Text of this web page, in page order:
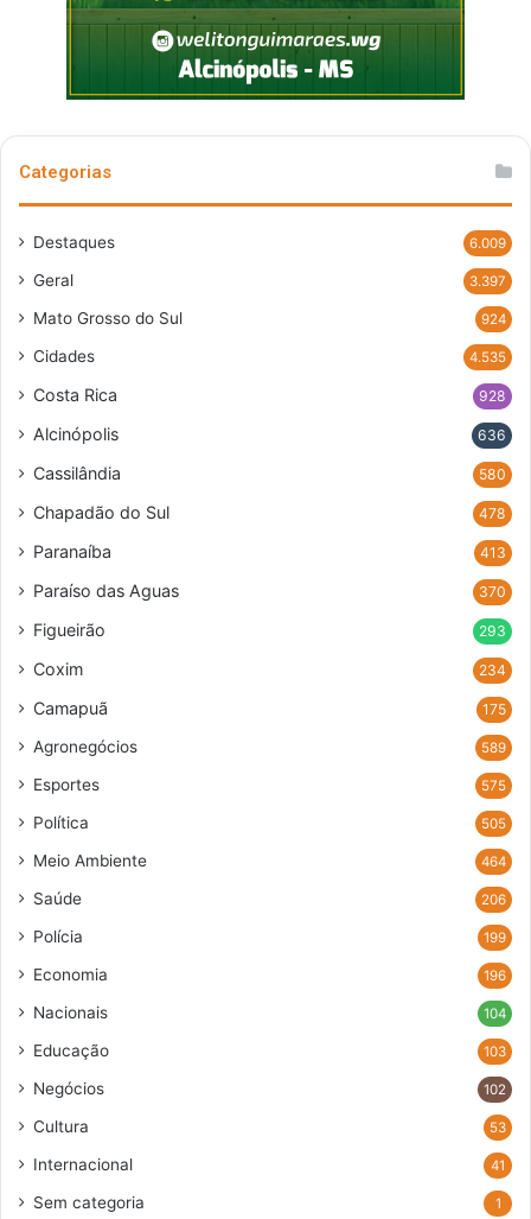
Categorias
Destaques 6.009
Geral 3.397
Mato Grosso do Sul 924
Cidades 4.535
Costa Rica 928
Alcinópolis 636
Cassilândia 580
Chapadão do Sul 478
Paranaíba 413
Paraíso das Aguas 370
Figueirão 293
Coxim 234
Camapuã 175
Agronegócios 589
Esportes 575
Política 505
Meio Ambiente 464
Saúde 206
Polícia 199
Economia 196
Nacionais 104
Educação 103
Negócios 102
Cultura 53
Internacional 41
Sem categoria 1